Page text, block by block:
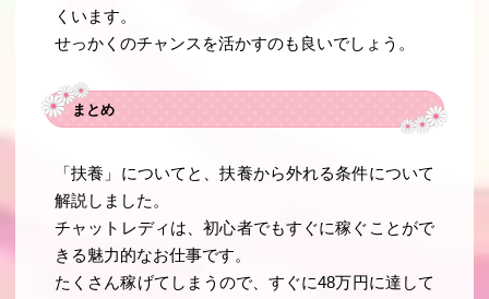
くいます。
せっかくのチャンスを活かすのも良いでしょう。
まとめ
「扶養」についてと、扶養から外れる条件について
解説しました。
チャットレディは、初心者でもすぐに稼ぐことがで
きる魅力的なお仕事です。
たくさん稼げてしまうので、すぐに48万円に達して